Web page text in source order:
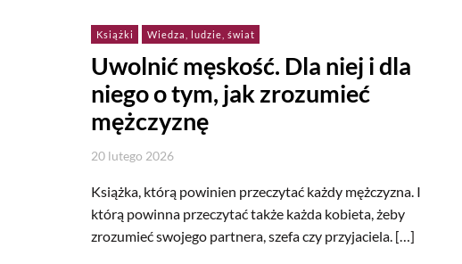
Książki Wiedza, ludzie, świat
Uwolnić męskość. Dla niej i dla
niego o tym, jak zrozumieć
mężczyznę
20 lutego 2026
Książka, którą powinien przeczytać każdy mężczyzna. I
którą powinna przeczytać także każda kobieta, żeby
zrozumieć swojego partnera, szefa czy przyjaciela. […]